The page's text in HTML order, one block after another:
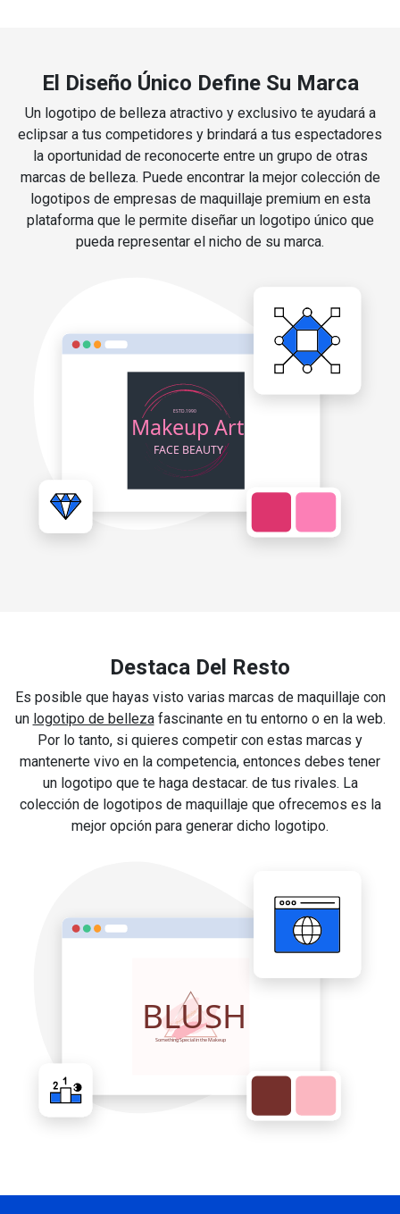
El Diseño Único Define Su Marca
Un logotipo de belleza atractivo y exclusivo te ayudará a
eclipsar a tus competidores y brindará a tus espectadores
la oportunidad de reconocerte entre un grupo de otras
marcas de belleza. Puede encontrar la mejor colección de
logotipos de empresas de maquillaje premium en esta
plataforma que le permite diseñar un logotipo único que
pueda representar el nicho de su marca.
Destaca Del Resto
Es posible que hayas visto varias marcas de maquillaje con
un logotipo de bellezafascinante en tu entorno o en la web.
Por lo tanto, si quieres competir con estas marcas y
mantenerte vivo en la competencia, entonces debes tener
un logotipo que te haga destacar. de tus rivales. La
colección de logotipos de maquillaje que ofrecemos es la
mejor opción para generar dicho logotipo.